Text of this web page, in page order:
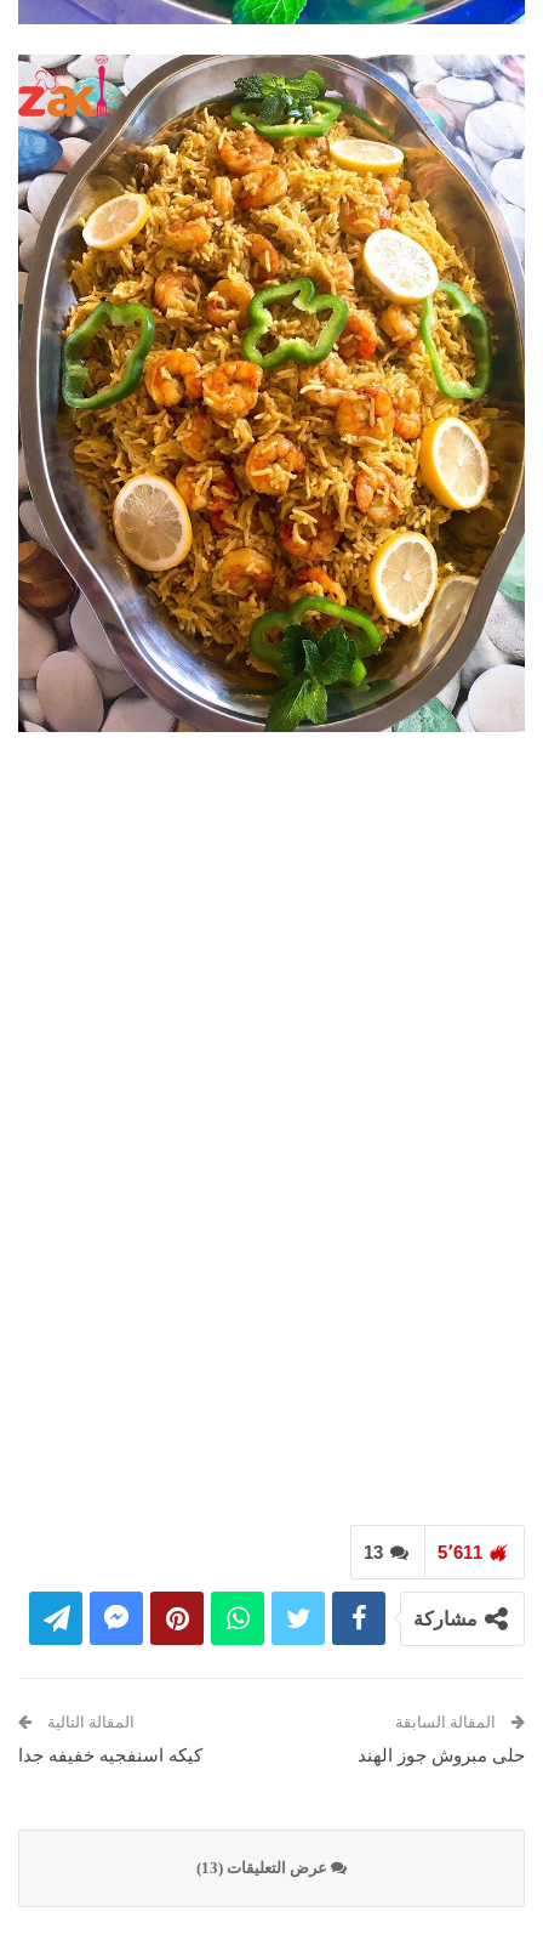
13 5٬611
مشاركة
المقالة السابقة
حلى مبروش جوز الهند
المقالة التالية
كيكه اسنفجيه خفيفه جدا
عرض التعليقات (13)